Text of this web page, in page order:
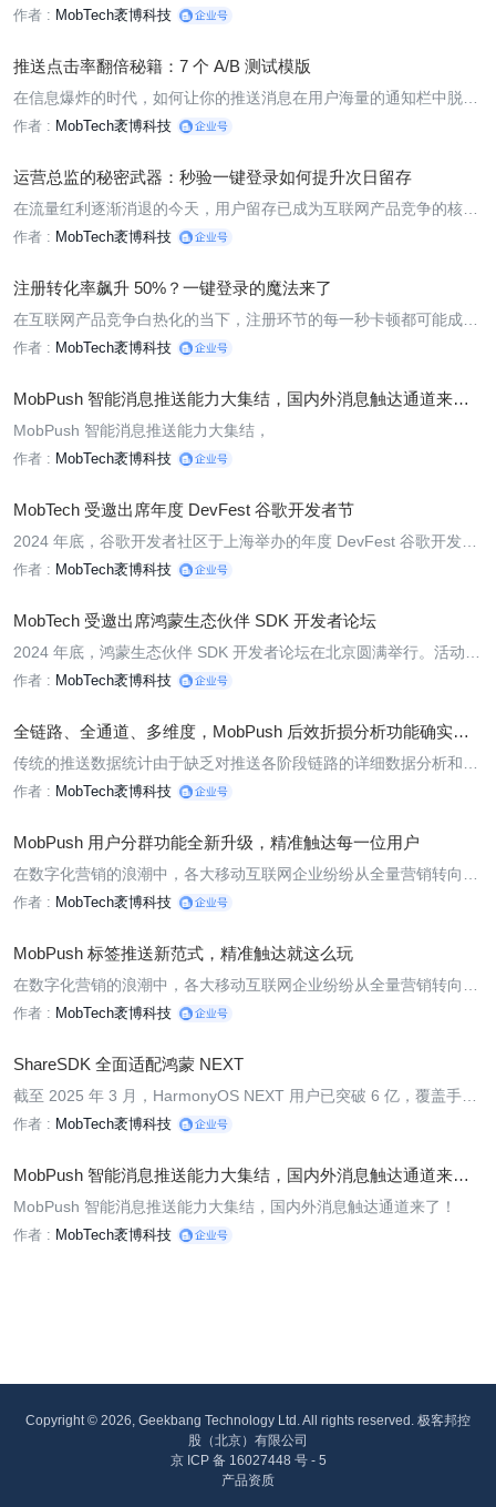
若处理不当，反而会打扰用户休息，引发反感。MobPush 基于用户
时段预测”，实现了非打扰式的高效推送，在晚 10 点 - 早 7 点时
作者 : MobTech袤博科技
推送点击率翻倍秘籍：7 个 A/B 测试模版
在信息爆炸的时代，如何让你的推送消息在用户海量的通知栏中脱颖
而出，成为吸引用户点击的“吸睛利器”？答案就藏在科学的 A/B 测试
拆解“定时推送 + 动态文案 + 多模态推送”的黄金组合策略，并结合
作者 : MobTech袤博科技
运营总监的秘密武器：秒验一键登录如何提升次日留存
在流量红利逐渐消退的今天，用户留存已成为互联网产品竞争的核心
战场。运营总监们日夜思索的问题——如何提升次日留存率，如今有
体验，更能从数据指标和用户促活逻辑上，为产品带来显著的留存提
作者 : MobTech袤博科技
注册转化率飙升 50%？一键登录的魔法来了
在互联网产品竞争白热化的当下，注册环节的每一秒卡顿都可能成为
用户流失的导火索。数据显示，传统验证码登录流程因繁琐操作和卡
运营商直连技术实现毫秒级响应，助力众多产品打破注册转化困局。
作者 : MobTech袤博科技
MobPush 智能消息推送能力大集结，国内外消息触达通道来
了！
MobPush 智能消息推送能力大集结，
作者 : MobTech袤博科技
MobTech 受邀出席年度 DevFest 谷歌开发者节
2024 年底，谷歌开发者社区于上海举办的年度 DevFest 谷歌开发者
节顺利落下帷幕。作为本次活动的合作方之一，MobTech 袤博科技
with AI-Driven Innovation”（利用 AI 驱动创新赋能开发者）为主题的
作者 : MobTech袤博科技
MobTech 受邀出席鸿蒙生态伙伴 SDK 开发者论坛
2024 年底，鸿蒙生态伙伴 SDK 开发者论坛在北京圆满举行。活动现
场，华为推出 SDK 生态繁荣伙伴支持计划，旨在为 SDK 领域伙伴和
繁荣的 SDK 生态。作为鸿蒙生态的重要合作伙伴，MobTech 袤博科
技受
作者 : MobTech袤博科技
全链路、全通道、多维度，MobPush 后效折损分析功能确实太
全面了
传统的推送数据统计由于缺乏对推送各阶段链路的详细数据分析和展
示，往往导致 APP 运营者和开发者无法准确判断影响推送实效的真
作者 : MobTech袤博科技
MobPush 用户分群功能全新升级，精准触达每一位用户
在数字化营销的浪潮中，各大移动互联网企业纷纷从全量营销转向精
细化运营。如何精准触达目标用户，提升用户参与度和转化率，是每
础。近期，MobPush 智能消息推送平台的用户分群功能全面升级，
作者 : MobTech袤博科技
MobPush 标签推送新范式，精准触达就这么玩
在数字化营销的浪潮中，各大移动互联网企业纷纷从全量营销转向精
细化运营。如何精准触达目标用户，提升用户参与度和转化率，是每
础。近期，MobPush 智能消息推送平台的用户分群功能全面升级，
作者 : MobTech袤博科技
ShareSDK 全面适配鸿蒙 NEXT
截至 2025 年 3 月，HarmonyOS NEXT 用户已突破 6 亿，覆盖手
机、平板、车机等全场景终端，应用市场原生应用数量超 3 万款，生
益多元化——从内容传播到跨端引流，再到用户裂变，高效的社会化
能力已成为应用
作者 : MobTech袤博科技
MobPush 智能消息推送能力大集结，国内外消息触达通道来
了！
MobPush 智能消息推送能力大集结，国内外消息触达通道来了！
作者 : MobTech袤博科技
Copyright © 2026, Geekbang Technology Ltd. All rights reserved. 极客邦控
股（北京）有限公司
京 ICP 备 16027448 号 - 5
产品资质